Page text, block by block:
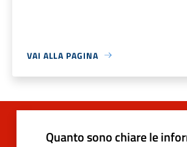
VAI ALLA PAGINA
Quanto sono chiare le